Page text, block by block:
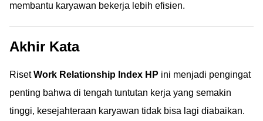
membantu karyawan bekerja lebih efisien.
Akhir Kata
RisetWork Relationship Index HP ini menjadi pengingat
penting bahwa di tengah tuntutan kerja yang semakin
tinggi, kesejahteraan karyawan tidak bisa lagi diabaikan.